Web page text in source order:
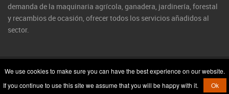
demanda de la maquinaria agrícola, ganadera, jardinería, forestal
y recambios de ocasión, ofrecer todos los servicios añadidos al
sector.
© 2026 TractorOcasión. Todos los derechos reservados
We use cookies to make sure you can have the best experience on our website.
If you continue to use this site we assume that you will be happy with it.
Ok